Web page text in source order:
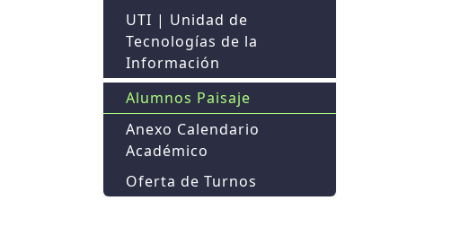
UTI | Unidad de
Tecnologías de la
Información
Alumnos Paisaje
Anexo Calendario
Académico
Oferta de Turnos